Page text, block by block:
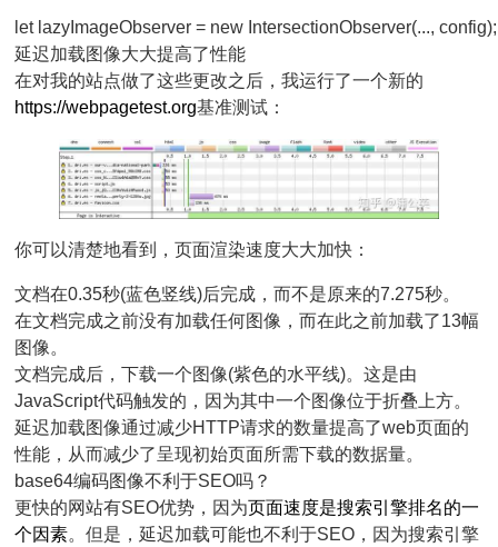
延迟加载图像大大提高了性能
在对我的站点做了这些更改之后，我运行了一个新的
https://webpagetest.org基准测试：
你可以清楚地看到，页面渲染速度大大加快：
文档在0.35秒(蓝色竖线)后完成，而不是原来的7.275秒。
在文档完成之前没有加载任何图像，而在此之前加载了13幅
图像。
文档完成后，下载一个图像(紫色的水平线)。这是由
JavaScript代码触发的，因为其中一个图像位于折叠上方。
延迟加载图像通过减少HTTP请求的数量提高了web页面的
性能，从而减少了呈现初始页面所需下载的数据量。
base64编码图像不利于SEO吗？
更快的网站有SEO优势，因为 页面速度是搜索引擎排名的一
个因素。但是，延迟加载可能也不利于SEO，因为搜索引擎